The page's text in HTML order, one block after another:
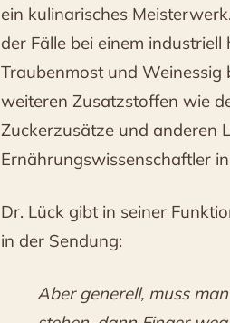
ein kulinarisches
der Fälle bei einem
Traubenmost und Weinessig
weiteren Zusatzstoffen wie
Zuckerzusätze und anderen
Ernährungswissenschaftler
Dr. Lück gibt in seiner
in der Sendung:
Aber generell, muss